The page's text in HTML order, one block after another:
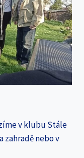
v klubu Stále
zahradě nebo v